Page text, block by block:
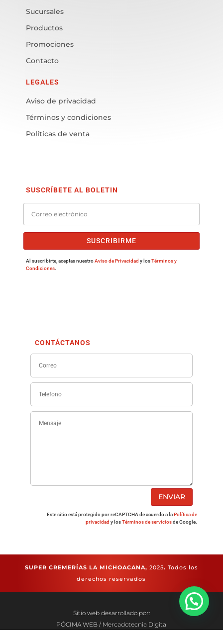
Sucursales
Productos
Promociones
Contacto
LEGALES
Aviso de privacidad
Términos y condiciones
Políticas de venta
SUSCRÍBETE AL BOLETIN
SUSCRIBIRME
Al suscribirte, aceptas nuestroAviso de Privacidad y losTérminos y
Condiciones.
CONTÁCTANOS
ENVIAR
Este sitio está protegido por reCAPTCHA de acuerdo a laPolítica de
privacidad y losTérminos de serviciosde Google.
SUPER CREMERÍAS LA MICHOACANA, 2025. Todos los
derechos reservados
Sitio web desarrollado por:
PÓCIMA WEB / Mercadotecnia Digital